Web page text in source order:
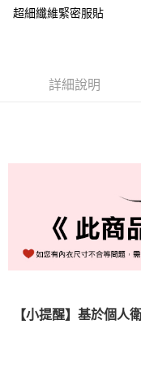
每筆NT$60，滿NT$999(
每筆NT$80，滿NT$999(
超細纖維緊密服貼
詳細說明
【小提醒】基於個人